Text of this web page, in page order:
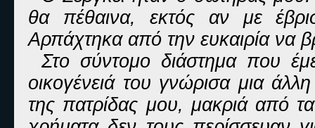
θα πέθαινα, εκτός αν με
Αρπάχτηκα από την ευκαιρία να
Στο σύντομο διάστημα που
οικογένειά του γνώρισα μια
της πατρίδας μου, μακριά από τα